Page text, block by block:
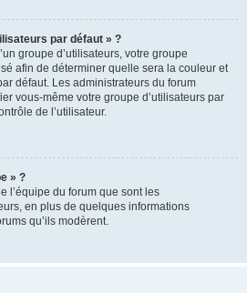
par défaut » ?
groupe d’utilisateurs, votre groupe
afin de déterminer quelle sera la couleur et
défaut. Les administrateurs du forum
vous-même votre groupe d’utilisateurs par
de l’utilisateur.
» ?
l’équipe du forum que sont les
en plus de quelques informations
qu’ils modèrent.